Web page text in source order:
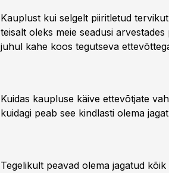
Kauplust kui selgelt piiritletud
teisalt oleks meie seadusi
juhul kahe koos tegutseva
Kuidas kaupluse käive ettevõtjate
kuidagi peab see kindlasti olema
Tegelikult peavad olema jagatud